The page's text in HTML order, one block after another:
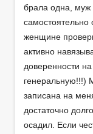
брала одна, муж
женщине
активно
доверенности
генеральную!!!)
записана на
достаточно
осадил. Если